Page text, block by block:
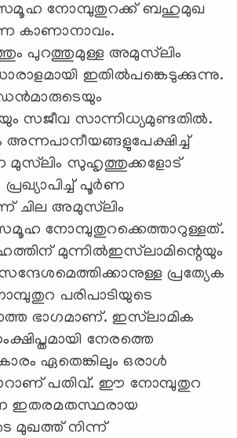
നോമ്പുതുറക്ക് ബഹുമുഖ
കാണാനാവം.
പുറത്തുമുള്ള അമുസ്‌ലിം
ഇതില്‍പങ്കെടുക്കുന്നു.
സജീവ സാന്നിധ്യമുണ്ടതില്‍.
മുസ്‌ലിം സുഹൃത്തുക്കളോട്
പൂര്‍ണ
ചില അമുസ്‌ലിം
നോമ്പുതുറക്കെത്താറുള്ളത്.
മുന്നില്‍ഇസ്‌ലാമിന്റെയും
പ്രത്യേക
പരിപാടിയുടെ
ഭാഗമാണ്. ഇസ്‌ലാമിക
നേരത്തെ
ഏതെങ്കിലും ഒരാള്‍
പതിവ്. ഈ നോമ്പുതുറ
ഇതരമതസ്ഥരായ
മുഖത്ത് നിന്ന്